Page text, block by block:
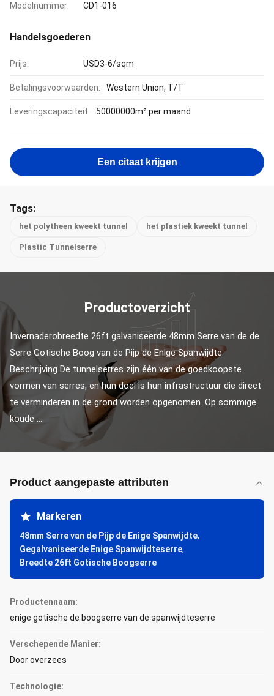
Modelnummer: CD1-016
Handelsgoederen
Prijs: USD3-6/sqm
Betalingsvoorwaarden: Western Union, T/T
Leveringscapaciteit: 50000000m² per maand
Een citaat krijgen
Tags:
het polytheen kweekt tunnel het plastiek kweekt tunnel
Plastic Tunnelserre
Productoverzicht
Invernaderobreedte 26ft galvaniseerde 48mm Serre van de de
Serre Gotische Boog van de Pijp de Enige Spanwijdte
Beschrijving De tunnelserres zijn één van de goedkoopste
vormen van serres, en hun doel is hun infrastructuur die direct
te verminderen in de grond worden opgenomen. Op sommige
koude ...
Product aangepaste attributen
Markeren
48mm Serre van de Pijp de Enige Spanwijdte,
Gegalvaniseerde Enige Spanwijdteserre,
Breedte 26ft Gotische Boogserre
Productennaam:
enige gotische de boogserre van de spanwijdteserre
Verschepende Manier:
Door overzees
Technologie: